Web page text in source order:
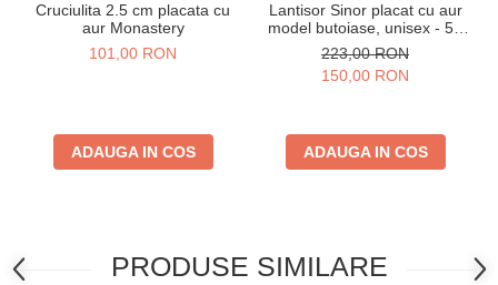
Cruciulita 2.5 cm placata cu
aur Monastery
101,00 RON
ADAUGA IN COS
Lantisor Sinor placat cu aur
model butoiase, unisex - 50
cm
223,00 RON
150,00 RON
ADAUGA IN COS
PRODUSE SIMILARE